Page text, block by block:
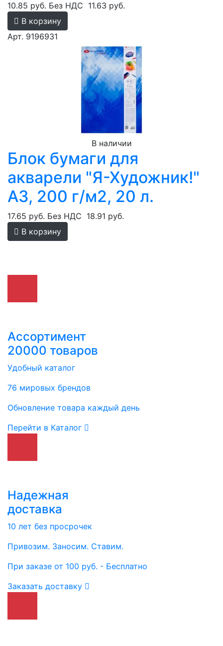
10.85 руб. Без НДС 11.63 руб.
В корзину
Арт. 9196931
В наличии
Блок бумаги для
акварели "Я-Художник!"
А3, 200 г/м2, 20 л.
17.65 руб. Без НДС 18.91 руб.
В корзину
Ассортимент
20000 товаров
Удобный каталог
76 мировых брендов
Обновление товара каждый день
Перейти в Каталог
Надежная
доставка
10 лет без просрочек
Привозим. Заносим. Ставим.
При заказе от 100 руб. - Бесплатно
Заказать доставку